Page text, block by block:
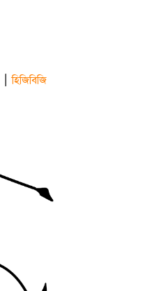
|হিজিবিজি